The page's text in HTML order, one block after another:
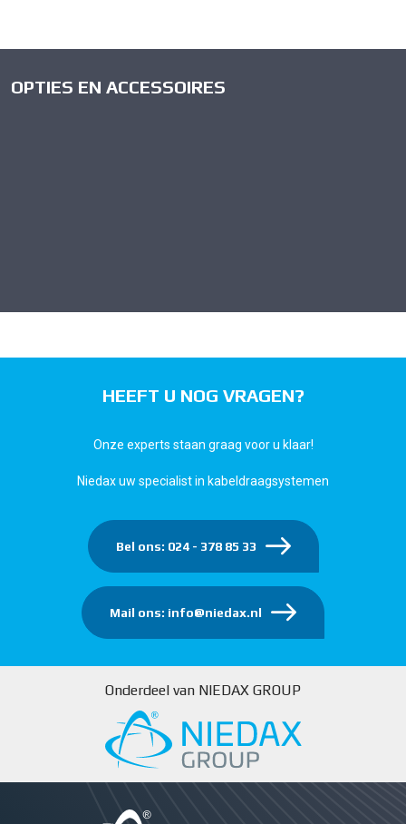
OPTIES EN ACCESSOIRES
HEEFT U NOG VRAGEN?
Onze experts staan graag voor u klaar!
Niedax uw specialist in kabeldraagsystemen
Bel ons: 024 - 378 85 33
Mail ons: info@niedax.nl
Onderdeel van NIEDAX GROUP